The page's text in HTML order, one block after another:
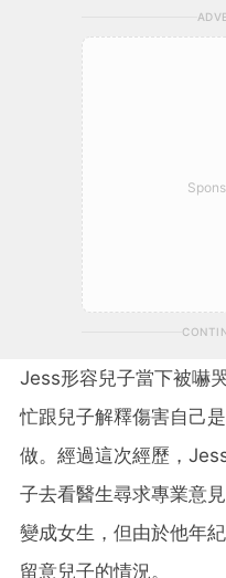
Jess形容兒子當下被嚇
忙跟兒子解釋傷害自己
做。經過這次經歷，
子去看醫生尋求專業意
變成女生，但由於他年
留意兒子的情況。